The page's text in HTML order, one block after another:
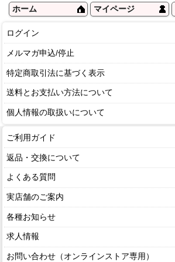
ホーム マイページ
ログイン
メルマガ申込/停止
特定商取引法に基づく表示
送料とお支払い方法について
個人情報の取扱いについて
ご利用ガイド
返品・交換について
よくある質問
実店舗のご案内
各種お知らせ
求人情報
お問い合わせ（オンラインストア専用）